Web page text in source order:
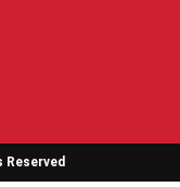
Reserved